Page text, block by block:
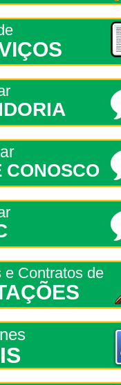
CONOSCO
e Contratos de